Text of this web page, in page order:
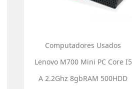
Computadores Usados
Lenovo M700 Mini PC Core I5
A 2.2Ghz 8gbRAM 500HDD